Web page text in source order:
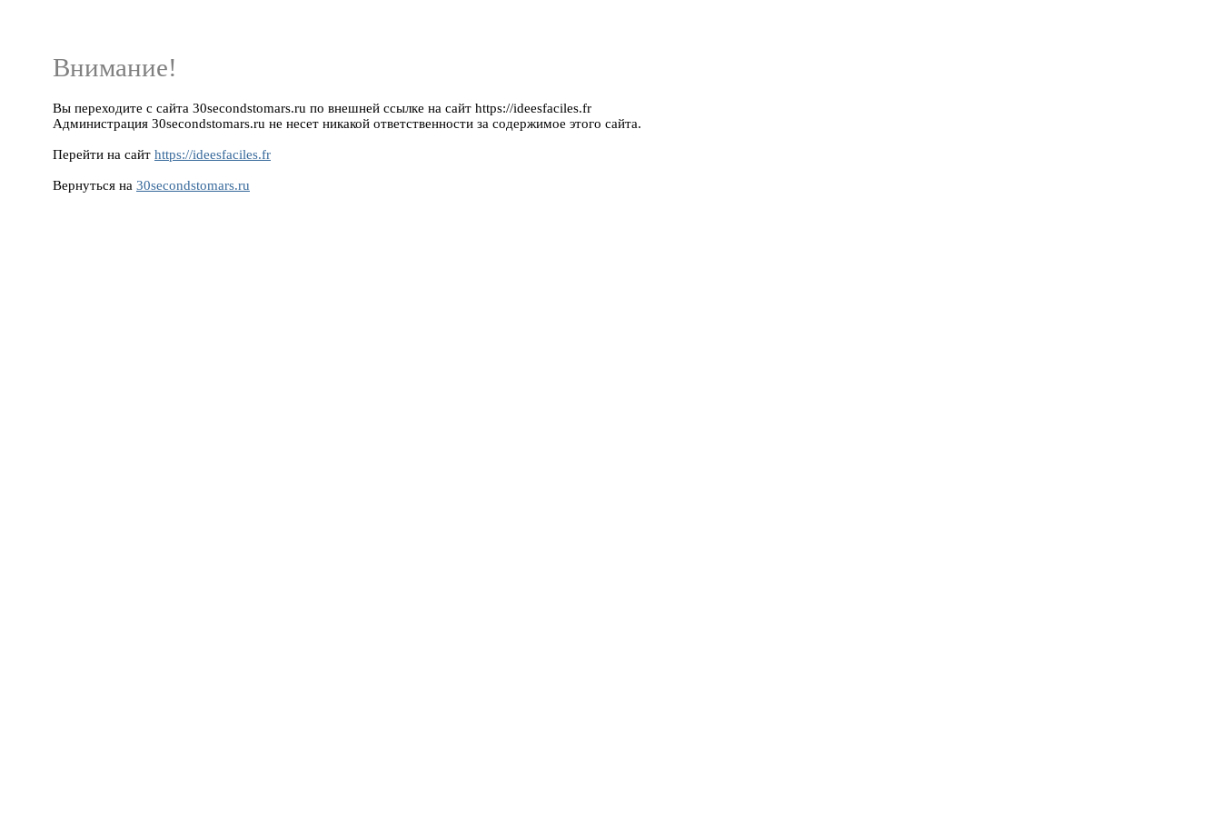
Внимание!
Вы переходите с сайта 30secondstomars.ru по внешней ссылке на сайт https://ideesfaciles.fr
Администрация 30secondstomars.ru не несет никакой ответственности за содержимое этого сайта.
Перейти на сайт https://ideesfaciles.fr
Вернуться на 30secondstomars.ru